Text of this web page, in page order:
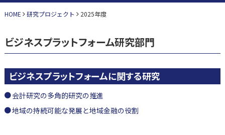
HOME 研究プロジェクト 2025年度
ビジネスプラットフォーム研究部門
ビジネスプラットフォームに関する研究
会計研究の多角的研究の推進
地域の持続可能な発展と地域金融の役割